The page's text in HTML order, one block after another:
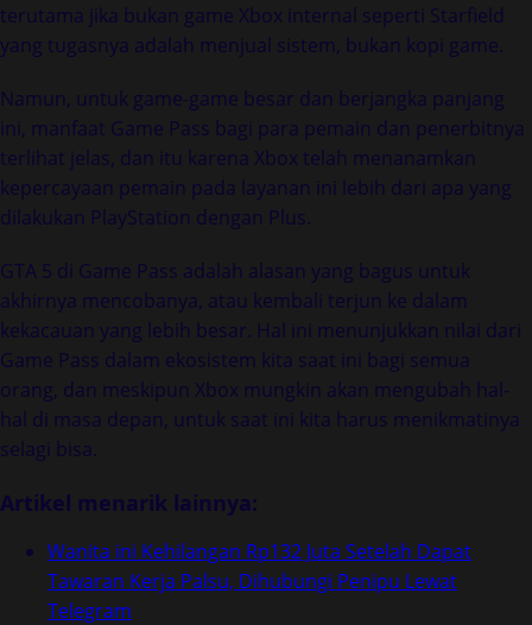
terutama jika bukan game Xbox internal seperti Starfield
yang tugasnya adalah menjual sistem, bukan kopi game.
Namun, untuk game-game besar dan berjangka panjang
ini, manfaat Game Pass bagi para pemain dan penerbitnya
terlihat jelas, dan itu karena Xbox telah menanamkan
kepercayaan pemain pada layanan ini lebih dari apa yang
dilakukan PlayStation dengan Plus.
GTA 5 di Game Pass adalah alasan yang bagus untuk
akhirnya mencobanya, atau kembali terjun ke dalam
kekacauan yang lebih besar. Hal ini menunjukkan nilai dari
Game Pass dalam ekosistem kita saat ini bagi semua
orang, dan meskipun Xbox mungkin akan mengubah hal-
hal di masa depan, untuk saat ini kita harus menikmatinya
selagi bisa.
Artikel menarik lainnya:
Wanita ini Kehilangan Rp132 Juta Setelah Dapat
Tawaran Kerja Palsu, Dihubungi Penipu Lewat
Telegram